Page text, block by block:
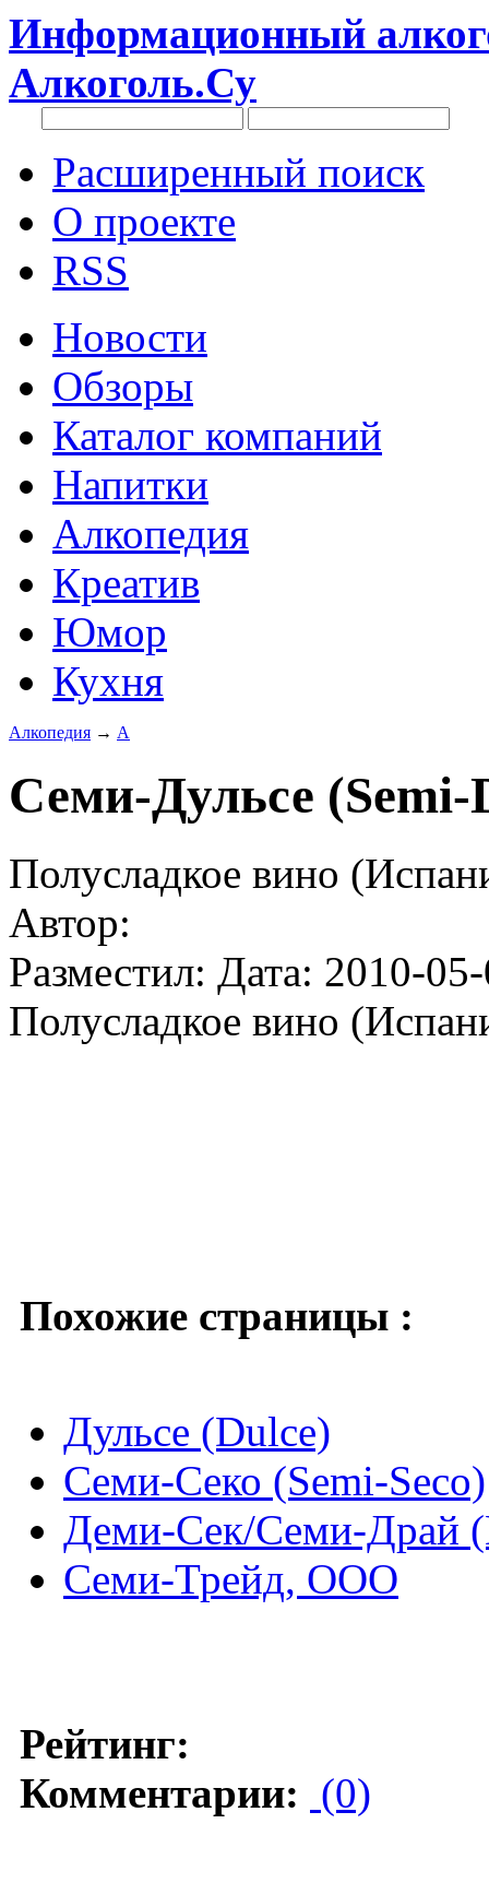
Информационный
Алкоголь.Су
Расширенный поиск
О проекте
RSS
Новости
Обзоры
Каталог компаний
Напитки
Алкопедия
Креатив
Юмор
Кухня
Алкопедия → А
Семи-Дульсе (Semi-
Полусладкое вино
Автор:
Разместил: Дата: 2010-
Полусладкое вино
Похожие страницы :
Дульсе (Dulce)
Семи-Секо (Semi-Seco)
Деми-Сек/Семи-Драй
Семи-Трейд, ООО
Рейтинг:
Комментарии: (0)